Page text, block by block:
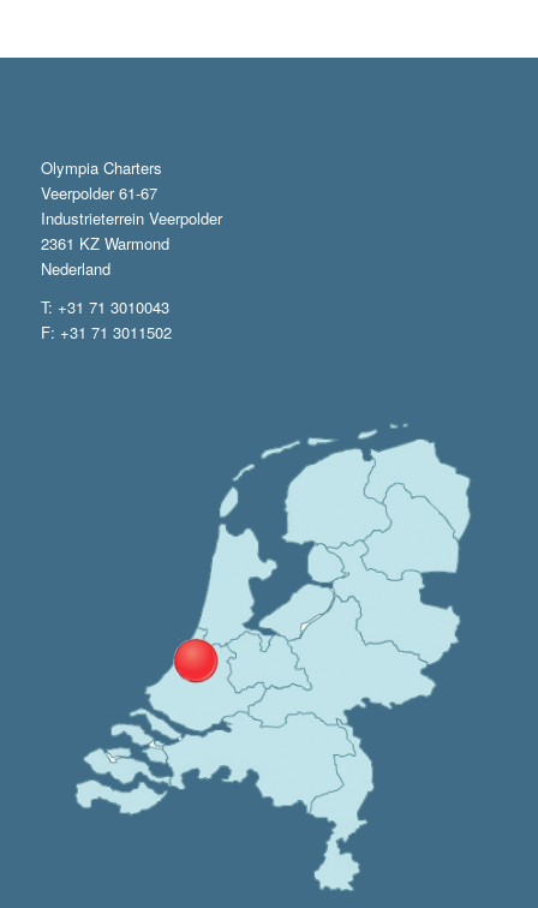
Olympia Charters
Veerpolder 61-67
Industrieterrein Veerpolder
2361 KZ Warmond
Nederland
T: +31 71 3010043
F: +31 71 3011502